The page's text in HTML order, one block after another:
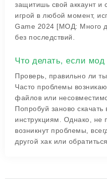
защитишь свой аккаунт и
игрой в любой момент,
Game 2024 [МОД: Много
без последствий.
Что делать, если мод
Проверь, правильно ли
Часто проблемы
файлов или
Попробуй заново
инструкциям. Однако,
возникнут проблемы,
другой хак или